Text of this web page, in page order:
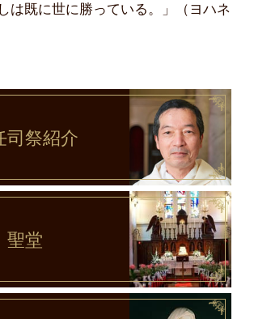
は既に世に勝っている。」（ヨハネ
司祭紹介
聖堂